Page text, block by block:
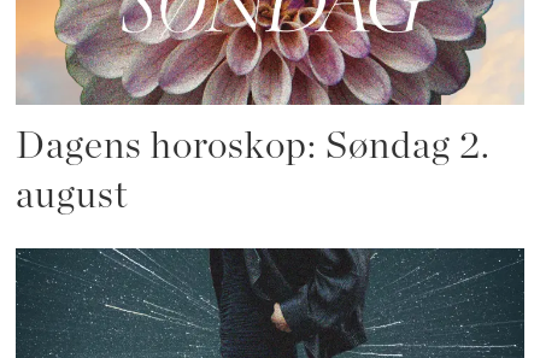
Dagens horoskop: Søndag 2.
august